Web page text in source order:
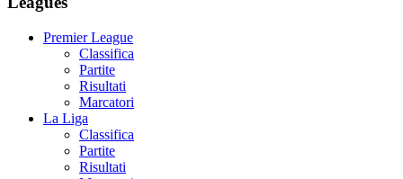
Premier League
Classifica
Partite
Risultati
Marcatori
La Liga
Classifica
Partite
Risultati